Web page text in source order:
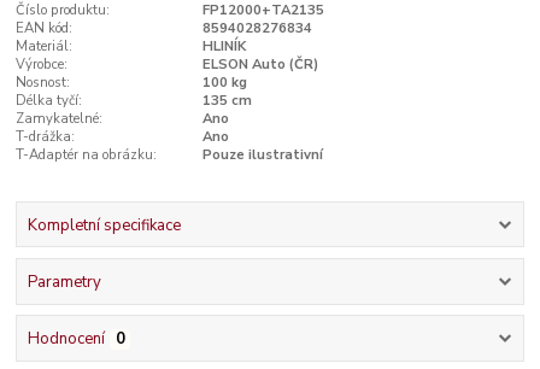
Číslo produktu:
FP12000+TA2135
EAN kód:
8594028276834
Materiál:
HLINÍK
Výrobce:
ELSON Auto (ČR)
Nosnost:
100 kg
Délka tyčí:
135 cm
Zamykatelné:
Ano
T-drážka:
Ano
T-Adaptér na obrázku:
Pouze ilustrativní
Kompletní specifikace
Parametry
Hodnocení 0